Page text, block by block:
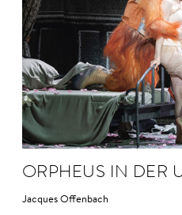
OR­PHEUS IN DER
Jacques Offenbach